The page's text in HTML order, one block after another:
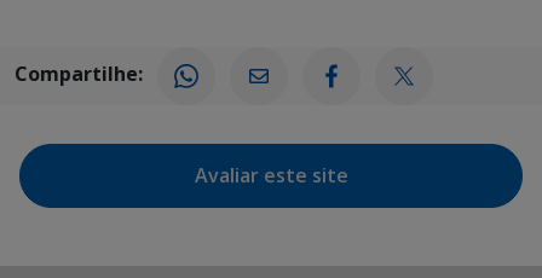
Compartilhe:
Avaliar este site